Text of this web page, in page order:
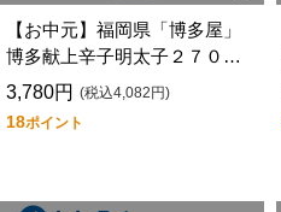
【お中元】福岡県「博多屋」
博多献上辛子明太子２７０
ｇ Ｇ－６
3,780円 (税込4,082円)
18ポイント